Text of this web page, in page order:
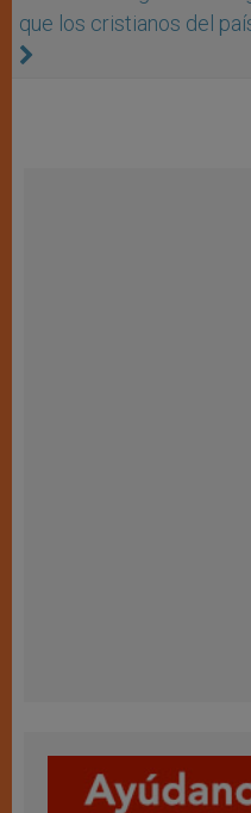
que los cristianos del